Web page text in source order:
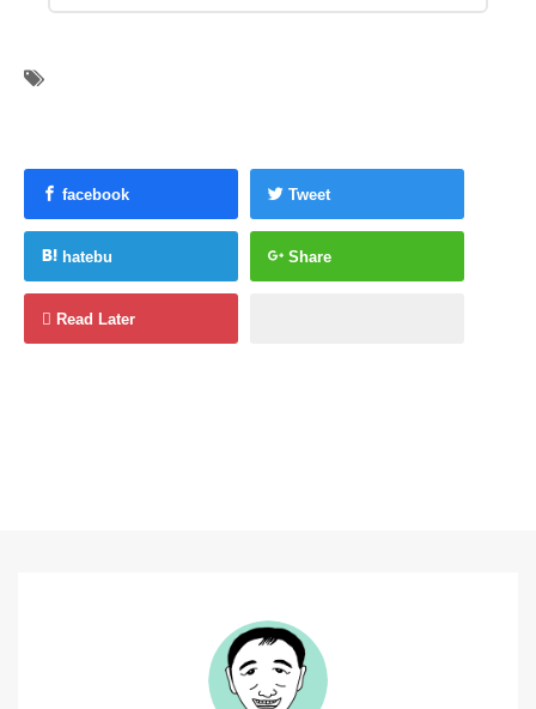
facebook Tweet
hatebu Share
Read Later